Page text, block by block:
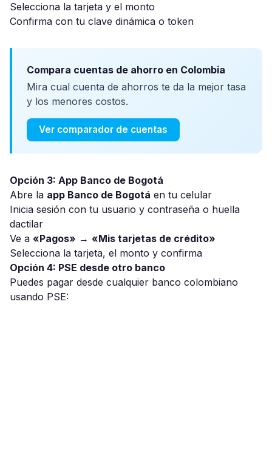
Selecciona la tarjeta y el monto
Confirma con tu clave dinámica o token
Compara cuentas de ahorro en Colombia
Mira cual cuenta de ahorros te da la mejor tasa
y los menores costos.
Ver comparador de cuentas
Opción 3: App Banco de Bogotá
Abre la app Banco de Bogotá en tu celular
Inicia sesión con tu usuario y contraseña o huella
dactilar
Ve a «Pagos» → «Mis tarjetas de crédito»
Selecciona la tarjeta, el monto y confirma
Opción 4: PSE desde otro banco
Puedes pagar desde cualquier banco colombiano
usando PSE: